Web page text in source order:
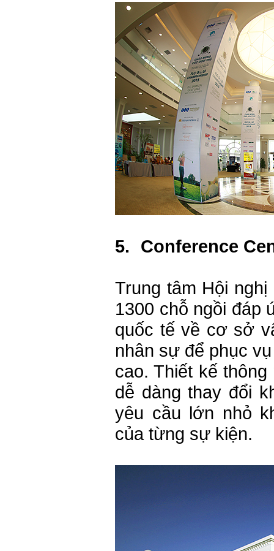
5. Conference
Trung tâm Hội
1300 chỗ ngồi đáp
quốc tế về cơ sở
nhân sự để phục
cao. Thiết kế
dễ dàng thay đổi
yêu cầu lớn nhỏ
của từng sự kiện.